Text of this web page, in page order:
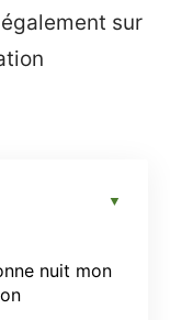
sur
nuit mon